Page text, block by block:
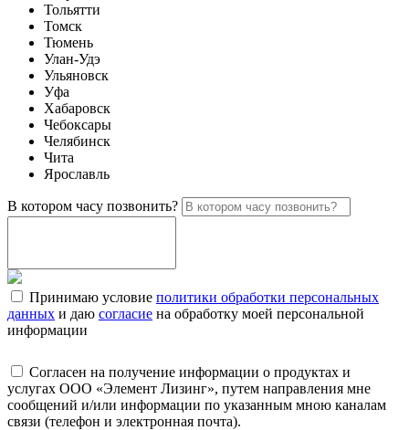
Тольятти
Томск
Тюмень
Улан-Удэ
Ульяновск
Уфа
Хабаровск
Чебоксары
Челябинск
Чита
Ярославль
В котором часу позвонить?
Принимаю условие политики обработки персональных
данных и даю согласие на обработку моей персональной
информации
Согласен на получение информации о продуктах и
услугах ООО «Элемент Лизинг», путем направления мне
сообщений и/или информации по указанным мною каналам
связи (телефон и электронная почта).